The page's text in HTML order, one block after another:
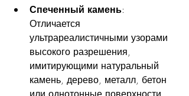
Спеченный камень:
Отличается
ультрареалистичными узорами
высокого разрешения,
имитирующими натуральный
камень, дерево, металл, бетон